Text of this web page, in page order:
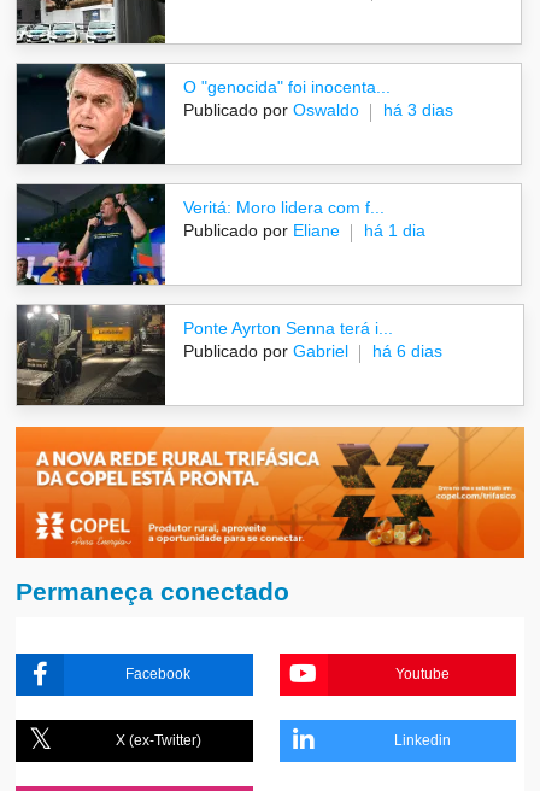
O "genocida" foi inocenta...
Publicado por Oswaldo há 3 dias
Veritá: Moro lidera com f...
Publicado por Eliane há 1 dia
Ponte Ayrton Senna terá i...
Publicado por Gabriel há 6 dias
Permaneça conectado
Facebook Youtube
X (ex-Twitter) Linkedin